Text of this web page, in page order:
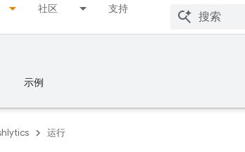
社区 支持
示例
运行